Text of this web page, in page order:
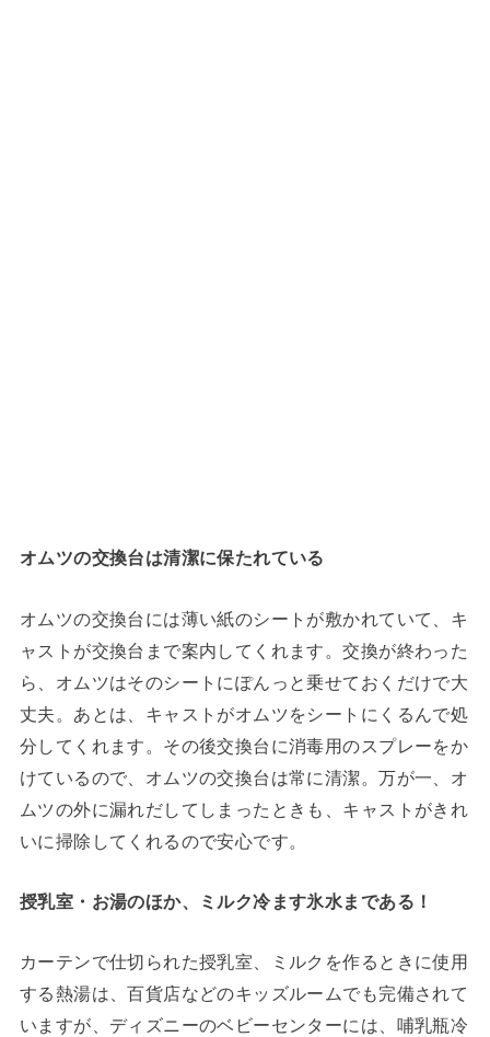
オムツの交換台は清潔に保たれている
オムツの交換台には薄い紙のシートが敷かれていて、キ
ャストが交換台まで案内してくれます。交換が終わった
ら、オムツはそのシートにぽんっと乗せておくだけで大
丈夫。あとは、キャストがオムツをシートにくるんで処
分してくれます。その後交換台に消毒用のスプレーをか
けているので、オムツの交換台は常に清潔。万が一、オ
ムツの外に漏れだしてしまったときも、キャストがきれ
いに掃除してくれるので安心です。
授乳室・お湯のほか、ミルク冷ます氷水まである！
カーテンで仕切られた授乳室、ミルクを作るときに使用
する熱湯は、百貨店などのキッズルームでも完備されて
いますが、ディズニーのベビーセンターには、哺乳瓶冷